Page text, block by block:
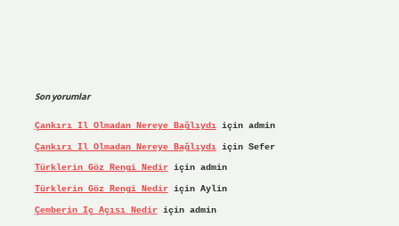
Son yorumlar
Çankırı Il Olmadan Nereye Bağlıydıiçin admin
Çankırı Il Olmadan Nereye Bağlıydıiçin Sefer
Türklerin Göz Rengi Nediriçin admin
Türklerin Göz Rengi Nediriçin Aylin
Çemberin Iç Açısı Nediriçin admin